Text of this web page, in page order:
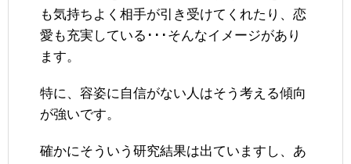
も気持ちよく相手が引き受けてくれたり、恋
愛も充実している･･･そんなイメージがあり
ます。
特に、容姿に自信がない人はそう考える傾向
が強いです。
確かにそういう研究結果は出ていますし、あ